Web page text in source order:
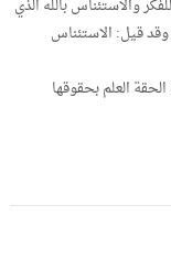
والاستئناس بالله الذي
قيل: الاستئناس
العلم بحقوقها